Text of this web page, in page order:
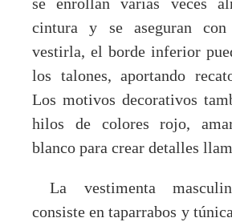
se enrollan varias veces
cintura y se aseguran
vestirla, el borde inferior
los talones, aportando
Los motivos decorativos
hilos de colores rojo,
blanco para crear detalles
La vestimenta
consiste en taparrabos y